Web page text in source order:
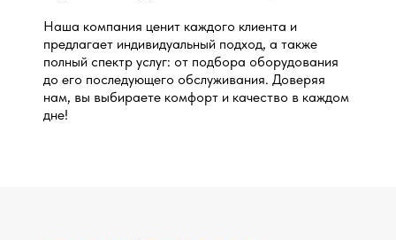
Наша компания ценит каждого клиента и
предлагает индивидуальный подход, а также
полный спектр услуг: от подбора оборудования
до его последующего обслуживания. Доверяя
нам, вы выбираете комфорт и качество в каждом
дне!